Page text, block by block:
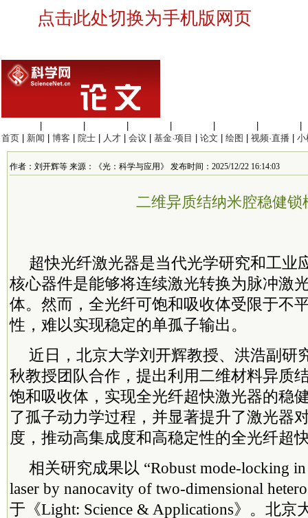
点击此处切换为手机版网页
首页
新闻 博客 院士 人才 会议 基金·项目 论文 绘图 视频·直播 小
作者：刘开辉等 来源：《光：科学与应用》 发布时间：2025/12/22 16:14:03
二维异质结纳米腔稳健锁
超快光纤激光器是当代光学研究和工业
核心器件是能够将连续激光转换为脉冲激
体。然而，全光纤可饱和吸收体受限于不
性，难以实现稳定的单孤子输出。
近日，北京大学刘开辉教授、洪浩副研
秋教授团队合作，提出利用二维材料异质
饱和吸收体，实现全光纤超快激光器的稳
了孤子动力学过程，并显著提升了激光器
度，推动高集成度和高稳定性的全光纤超
相关研究成果以 “Robust mode-locking
laser by nanocavity of two-dimensional
于《Light: Science & Applications》。北京